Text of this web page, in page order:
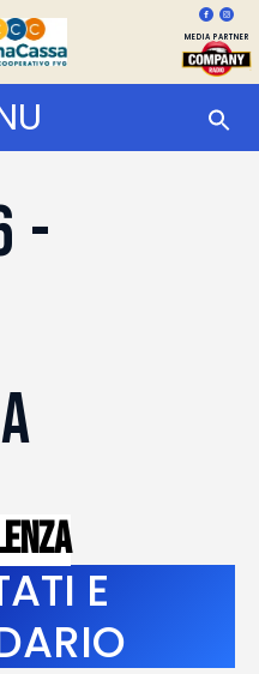
MEDIA PARTNER
-
E